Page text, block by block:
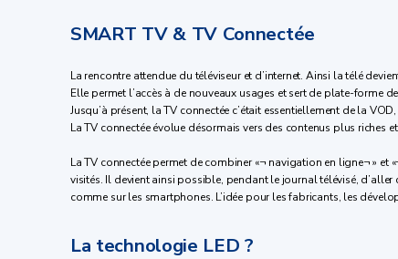
SMART TV & TV Connectée
La rencontre attendue du téléviseur et d’internet. Ainsi la télé
Elle permet l’accès à de nouveaux usages et sert de plate-
Jusqu’à présent, la TV connectée c’était essentiellement de la
La TV connectée évolue désormais vers des contenus plus riches
La TV connectée permet de combiner «¬ navigation en ligne¬ »
visités. Il devient ainsi possible, pendant le journal télévisé,
comme sur les smartphones. L’idée pour les fabricants, les
La technologie LED ?